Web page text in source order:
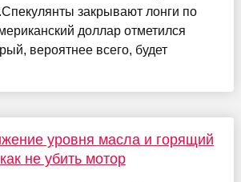
закрывают лонги по
доллар отметился
вероятнее всего, будет
уровня масла и горящий
не убить мотор